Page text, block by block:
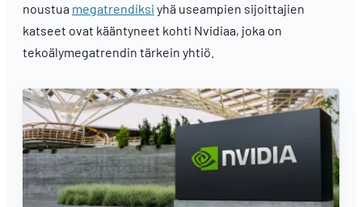
noustua megatrendiksi yhä useampien sijoittajien
katseet ovat kääntyneet kohti Nvidiaa, joka on
tekoälymegatrendin tärkein yhtiö.